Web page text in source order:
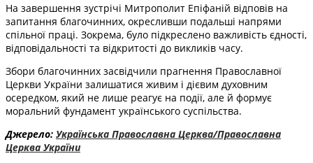
На завершення зустрічі Митрополит Епіфаній відповів на
запитання благочинних, окресливши подальші напрями
спільної праці. Зокрема, було підкреслено важливість єдності,
відповідальності та відкритості до викликів часу.
Збори благочинних засвідчили прагнення Православної
Церкви України залишатися живим і дієвим духовним
осередком, який не лише реагує на події, але й формує
моральний фундамент українського суспільства.
Джерело: Українська Православна Церква/Православна
Церква України